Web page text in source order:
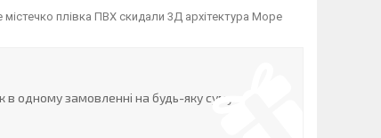
плівка ПВХ скидали 3Д архітектура Море
одному замовленні на будь-яку суму